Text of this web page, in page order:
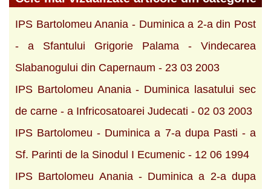
IPS Bartolomeu Anania - Duminica a 2-a din Post
- a Sfantului Grigorie Palama - Vindecarea
Slabanogului din Capernaum - 23 03 2003
IPS Bartolomeu Anania - Duminica lasatului sec
de carne - a Infricosatoarei Judecati - 02 03 2003
IPS Bartolomeu - Duminica a 7-a dupa Pasti - a
Sf. Parinti de la Sinodul I Ecumenic - 12 06 1994
IPS Bartolomeu Anania - Duminica a 2-a dupa